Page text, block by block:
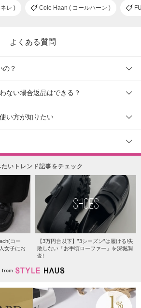
レ ) Cole Haan ( コールハーン )
よくある質問
の？
ない場合返品はできる？
い方が知りたい
たいトレンド記事をチェック
コー
女子にお
SHOES
【3万円台以下】‟3シーズン”は履ける!失
敗しない「お手頃ローファー」を深堀調
査!